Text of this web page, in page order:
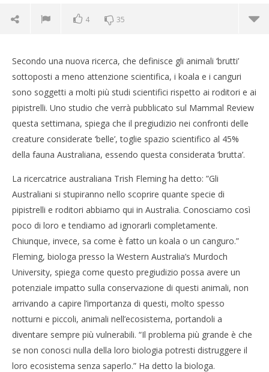
4 35
NOW VIEWING
In Australia gli animali ‘brutti’ sono sottoposti a
minor attenzione scientifica
letizia
Secondo una nuova ricerca, che definisce gli animali ‘brutti’
sottoposti a meno attenzione scientifica, i koala e i canguri
sono soggetti a molti più studi scientifici rispetto ai roditori e ai
pipistrelli. Uno studio che verrà pubblicato sul Mammal Review
questa settimana, spiega che il pregiudizio nei confronti delle
creature considerate ‘belle’, toglie spazio scientifico al 45%
della fauna Australiana, essendo questa considerata ‘brutta’.
La ricercatrice australiana Trish Fleming ha detto: ”Gli
Australiani si stupiranno nello scoprire quante specie di
pipistrelli e roditori abbiamo qui in Australia. Conosciamo così
poco di loro e tendiamo ad ignorarli completamente.
Chiunque, invece, sa come è fatto un koala o un canguro.”
Fleming, biologa presso la Western Australia’s Murdoch
University, spiega come questo pregiudizio possa avere un
potenziale impatto sulla conservazione di questi animali, non
arrivando a capire l’importanza di questi, molto spesso
notturni e piccoli, animali nell’ecosistema, portandoli a
diventare sempre più vulnerabili. “Il problema più grande è che
se non conosci nulla della loro biologia potresti distruggere il
loro ecosistema senza saperlo.” Ha detto la biologa.